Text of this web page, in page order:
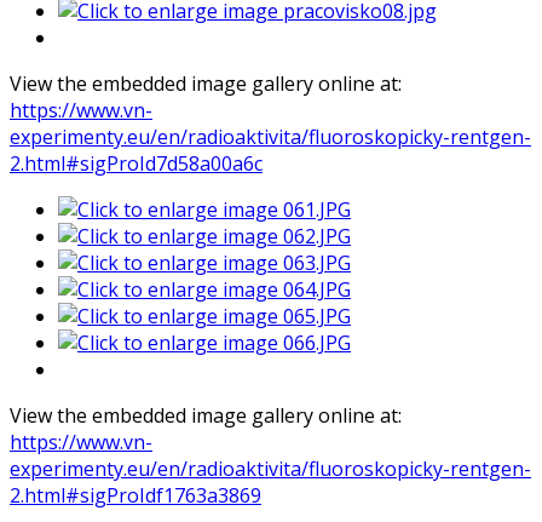
View the embedded image gallery online at:
https://www.vn-
experimenty.eu/en/radioaktivita/fluoroskopicky-rentgen-
2.html#sigProId7d58a00a6c
View the embedded image gallery online at:
https://www.vn-
experimenty.eu/en/radioaktivita/fluoroskopicky-rentgen-
2.html#sigProIdf1763a3869